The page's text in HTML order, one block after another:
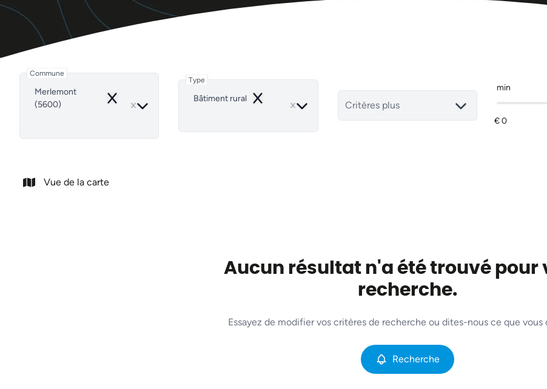
Commune
Merlemont
(5600)
Remove
Type
Bâtiment rural
Remove Critères plus
min
Vue de la carte
Aucun résultat n'a été trouvé pour
recherche.
Essayez de modifier vos critères de recherche ou dites-nous ce que vous
Recherche